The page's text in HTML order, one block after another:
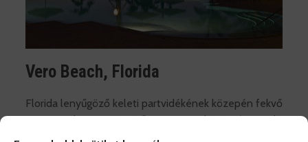
Vero Beach, Florida
Florida lenyűgöző keleti partvidékének közepén fekvő
Vero Beach egy gyönyörű tengerparti közösség, amely